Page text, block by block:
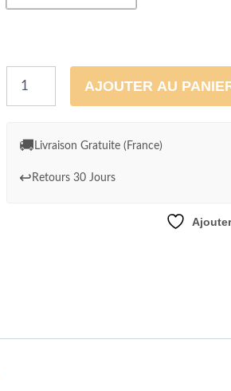
Sur
bords
AJOUTER AU
🚚 Livraison Gratuite (France)
↩️ Retours 30 Jours